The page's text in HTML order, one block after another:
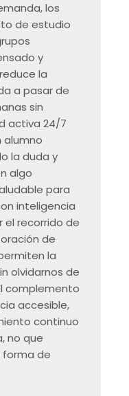
los
de estudio
y
la
a pasar de
sin
activa 24/7
alumno
la duda y
algo
para
inteligencia
el recorrido de
de
la
olvidarnos de
complemento
accesible,
continuo
no que
forma de